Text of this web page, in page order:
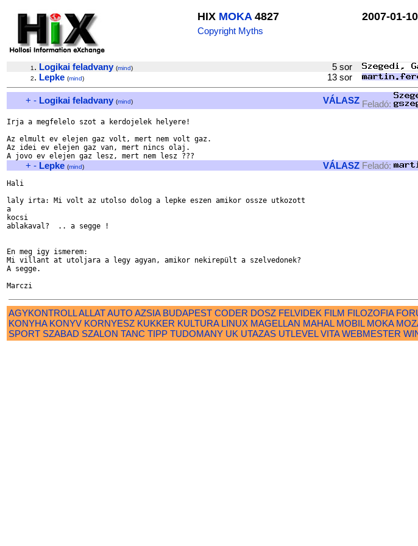
HIX MOKA4827
Copyright Myths
2007-01-10
1 . Logikai feladvany (mind) 5 sor
2. Lepke (mind) 13 sor
+ - Logikai feladvany (mind) VÁLASZ Feladó:
Irja a megfelelo szot a kerdojelek helyere!
Az elmult ev elejen gaz volt, mert nem volt gaz.
Az idei ev elejen gaz van, mert nincs olaj.
+ - Lepke (mind) VÁLASZ Feladó:
Hali
laly irta: Mi volt az utolso dolog a lepke eszen amikor ossze utkozott
a
kocsi
ablakaval?  .. a segge !
En meg igy ismerem:
Mi villant at utoljara a legy agyan, amikor nekirepült a szelvedonek?
A segge.
AGYKONTROLLALLATAUTO AZSIA BUDAPEST CODER DOSZ FELVIDEK FILM FILOZOFIA
KONYHA KONYV KORNYESZ KUKKER KULTURA LINUX MAGELLAN MAHAL MOBIL MOKA
SPORT SZABAD SZALON TANC TIPP TUDOMANY UK UTAZAS UTLEVEL VITA WEBMESTER